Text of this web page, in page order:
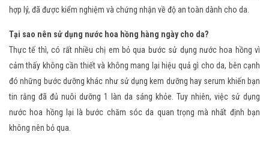
hợp lý, đã được kiểm nghiệm và chứng nhận về độ an toàn dành cho da.
Tại sao nên sử dụng nước hoa hồng hàng ngày cho da?
Thực tế thì, có rất nhiều chị em bỏ qua bước sử dụng nước hoa hồng vì
cảm thấy không cần thiết và không mang lại hiệu quả gì cho da, bên cạnh
đó những bước dưỡng khác như sử dụng kem dưỡng hay serum khiến bạn
tin rằng đã đủ nuôi dưỡng 1 làn da sáng khỏe. Tuy nhiên, việc sử dụng
nước hoa hồng lại là bước chăm sóc da quan trọng mà nhất định bạn
không nên bỏ qua.